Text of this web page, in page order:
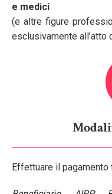
e medici
(e altre figure
esclusivamente all’atto
Effettuare il pagamento